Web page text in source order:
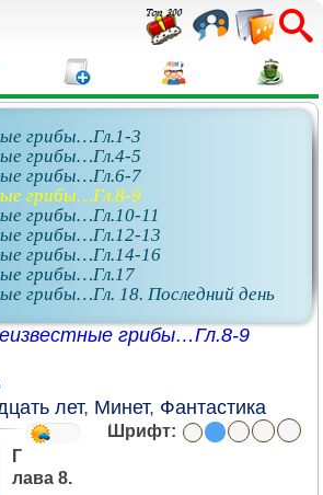
грибы…Гл.1-3
грибы…Гл.4-5
грибы…Гл.6-7
грибы…Гл.8-9
грибы…Гл.10-11
грибы…Гл.12-13
грибы…Гл.14-16
грибы…Гл.17
грибы…Гл. 18. Последний день
грибы…Гл.8-9
лет, Минет, Фантастика
Шрифт:
Г
лава 8.